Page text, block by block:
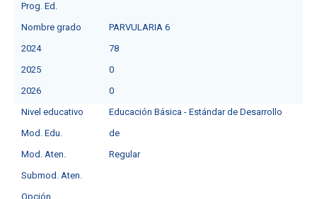
Prog. Ed.
Nombre grado
PARVULARIA 6
2024
78
2025
0
2026
0
Nivel educativo
Educación Básica - Estándar de Desarrollo
Mod. Edu.
de
Mod. Aten.
Regular
Submod. Aten.
Opción